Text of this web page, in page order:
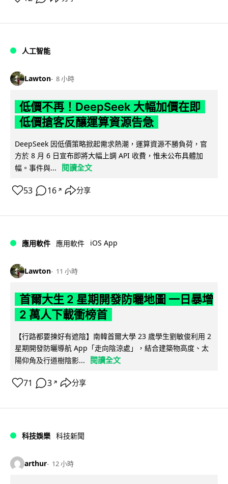
人工智能
Lawton 8 小時
低價不再！DeepSeek 大幅加價在即
低價搶客反釀運算資源告急
DeepSeek 因低價策略掀起需求熱潮，運算資源不勝負荷，官
方於 8 月 6 日宣布即將大幅上調 API 收費，惟未公布具體加
幅。事件與...
閱讀全文
53 16 ↗ 分享
應用軟件 應用軟件 iOS App
Lawton 11 小時
首爾大生 2 星期開發防曬地圖 一日暴增
2 萬人下載衝榜首
【行路都要揀好有遮陰】南韓首爾大學 23 歲學生劉敏俊利用 2
星期開發防曬導航 App「走向陰涼處」，結合建築物高度、太
陽仰角及行道樹陰影...
閱讀全文
71 3 ↗ 分享
科技娛樂 科技新聞
arthur 12 小時